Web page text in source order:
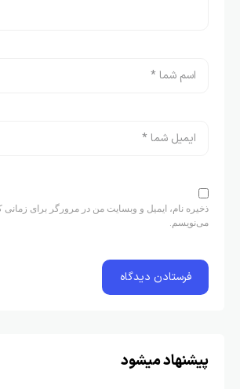
ذخیره نام، ایمیل و وبسایت من در مرورگر برای زمانی
می‌نویسم.
پیشنهاد میشود